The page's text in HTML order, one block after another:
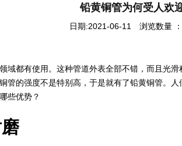
铅黄铜管为何受人欢
日期:2021-06-11 浏览数量
域都有使用。这种管道外表全部不错，而且光
管的强度不是特别高，于是就有了铅黄铜管。
些优势？